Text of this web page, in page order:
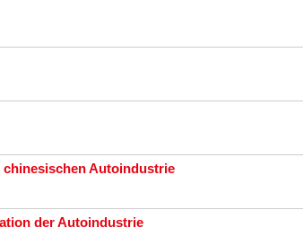
Autoindustrie
der Autoindustrie